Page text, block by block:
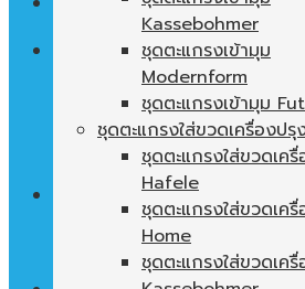
ไม่มีสินค้าในตะกร้า
Kassebohmer
ชุดตะแกรงเข้ามุม
Modernform
ชุดตะแกรงเข้ามุม
ชุดตะแกรงใส่ขวดเครื่องปรุ
ชุดตะแกรงใส่ขวดเค
Hafele
ชุดตะแกรงใส่ขวดเค
Home
ชุดตะแกรงใส่ขวดเค